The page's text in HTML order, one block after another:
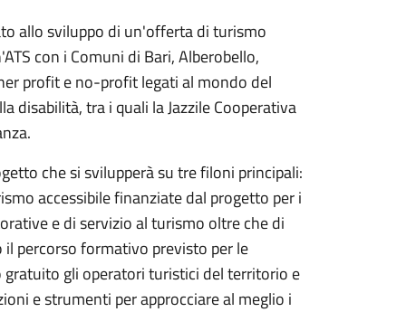
allo sviluppo di un'offerta di turismo
con i Comuni di Bari, Alberobello,
profit e no-profit legati al mondo del
disabilità, tra i quali la Jazzile Cooperativa
che si svilupperà su tre filoni principali:
accessibile finanziate dal progetto per i
e di servizio al turismo oltre che di
percorso formativo previsto per le
gli operatori turistici del territorio e
e strumenti per approcciare al meglio i